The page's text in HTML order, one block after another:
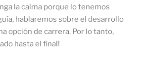
la calma porque lo tenemos
hablaremos sobre el desarrollo
opción de carrera. Por lo tanto,
hasta el final!